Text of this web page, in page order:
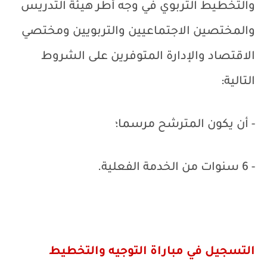
والتخطيط التربوي في وجه أطر هيئة التدريس
والمختصين الاجتماعيين والتربويين ومختصي
الاقتصاد والإدارة المتوفرين على الشروط
التالية:
- أن يكون المترشح مرسما؛
- 6 سنوات من الخدمة الفعلية.
التسجيل في مباراة التوجيه والتخطيط